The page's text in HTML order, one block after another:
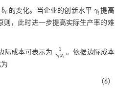
bi
bi 的变化。当企业的创新水平 γi
γi 提高
则，此时进一步提高实际生产率的难
际成本可表示为 1
γiφi
1γiφi。依据边际成本
（6）